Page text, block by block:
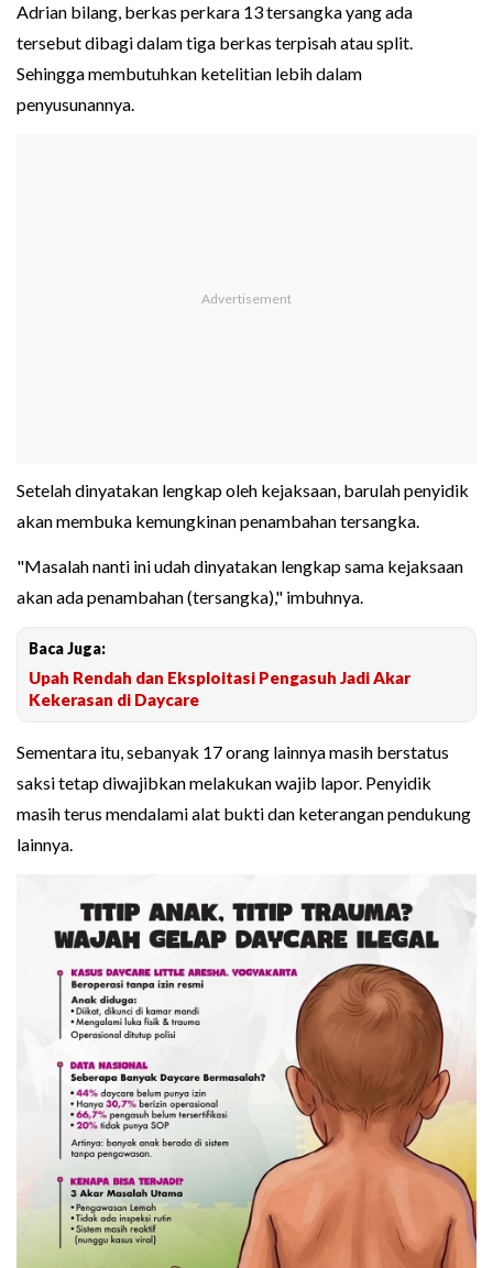
Adrian bilang, berkas perkara 13 tersangka yang ada
tersebut dibagi dalam tiga berkas terpisah atau split.
Sehingga membutuhkan ketelitian lebih dalam
penyusunannya.
Setelah dinyatakan lengkap oleh kejaksaan, barulah penyidik
akan membuka kemungkinan penambahan tersangka.
"Masalah nanti ini udah dinyatakan lengkap sama kejaksaan
akan ada penambahan (tersangka)," imbuhnya.
Baca Juga:
Upah Rendah dan Eksploitasi Pengasuh Jadi Akar
Kekerasan di Daycare
Sementara itu, sebanyak 17 orang lainnya masih berstatus
saksi tetap diwajibkan melakukan wajib lapor. Penyidik
masih terus mendalami alat bukti dan keterangan pendukung
lainnya.